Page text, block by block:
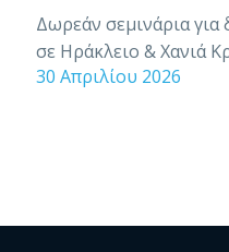
Δωρεάν σεμινάρια για
σε Ηράκλειο & Χανιά
30 Απριλίου 2026